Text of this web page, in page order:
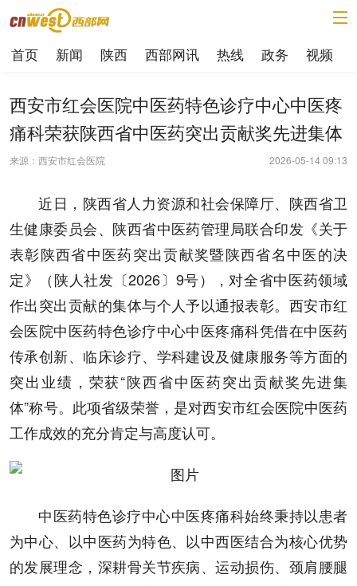
首页 新闻 陕西 西部网讯 热线 政务 视频
西安市红会医院中医药特色诊疗中心中医疼
痛科荣获陕西省中医药突出贡献奖先进集体
来源：西安市红会医院 2026-05-14 09:13
近日，陕西省人力资源和社会保障厅、陕西省卫
生健康委员会、陕西省中医药管理局联合印发《关于
表彰陕西省中医药突出贡献奖暨陕西省名中医的决
定》（陕人社发〔2026〕9号），对全省中医药领域
作出突出贡献的集体与个人予以通报表彰。西安市红
会医院中医药特色诊疗中心中医疼痛科凭借在中医药
传承创新、临床诊疗、学科建设及健康服务等方面的
突出业绩，荣获“陕西省中医药突出贡献奖先进集
体”称号。此项省级荣誉，是对西安市红会医院中医药
工作成效的充分肯定与高度认可。
中医药特色诊疗中心中医疼痛科始终秉持以患者
为中心、以中医药为特色、以中西医结合为核心优势
的发展理念，深耕骨关节疾病、运动损伤、颈肩腰腿